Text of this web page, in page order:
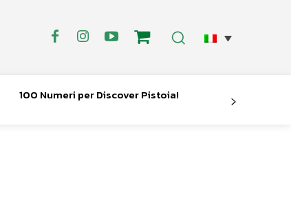
100 Numeri per Discover Pistoia!